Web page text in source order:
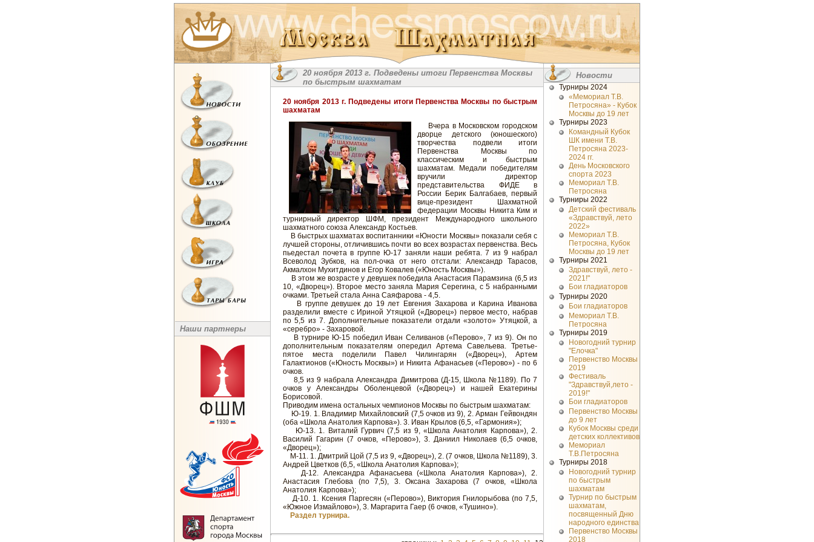
Наши партнеры
20 ноября 2013 г. Подведены итоги Первенства Москвы
по быстрым шахматам
20 ноября 2013 г. Подведены итоги Первенства Москвы по быстрым
шахматам
Вчера в Московском городском
дворце детского (юношеского)
творчества подвели итоги
Первенства Москвы по
классическим и быстрым
шахматам. Медали победителям
вручили директор
представительства ФИДЕ в
России Берик Балгабаев, первый
вице-президент Шахматной
федерации Москвы Никита Ким и
турнирный директор ШФМ, президент Международного школьного
шахматного союза Александр Костьев.
В быстрых шахматах воспитанники «Юности Москвы» показали себя с
лучшей стороны, отличившись почти во всех возрастах первенства. Весь
пьедестал почета в группе Ю-17 заняли наши ребята. 7 из 9 набрал
Всеволод Зубков, на пол-очка от него отстали: Александр Тарасов,
Акмалхон Мухитдинов и Егор Ковалев («Юность Москвы»).
В этом же возрасте у девушек победила Анастасия Парамзина (6,5 из
10, «Дворец»). Второе место заняла Мария Серегина, с 5 набранными
очками. Третьей стала Анна Саяфарова - 4,5.
В группе девушек до 19 лет Евгения Захарова и Карина Иванова
разделили вместе с Ириной Утяцкой («Дворец») первое место, набрав
по 5,5 из 7. Дополнительные показатели отдали «золото» Утяцкой, а
«серебро» - Захаровой.
В турнире Ю-15 победил Иван Селиванов («Перово», 7 из 9). Он по
дополнительным показателям опередил Артема Савельева. Третье-
пятое места поделили Павел Чилингарян («Дворец»), Артем
Галактионов («Юность Москвы») и Никита Афанасьев («Перово») - по 6
очков.
8,5 из 9 набрала Александра Димитрова (Д-15, Школа №1189). По 7
очков у Александры Оболенцевой («Дворец») и нашей Екатерины
Борисовой.
Приводим имена остальных чемпионов Москвы по быстрым шахматам:
Ю-19. 1. Владимир Михайловский (7,5 очков из 9), 2. Арман Гейвондян
(оба «Школа Анатолия Карпова»). 3. Иван Крылов (6,5, «Гармония»);
Ю-13. 1. Виталий Гурвич (7,5 из 9, «Школа Анатолия Карпова»), 2.
Василий Гагарин (7 очков, «Перово»), 3. Даниил Николаев (6,5 очков,
«Дворец»);
М-11. 1. Дмитрий Цой (7,5 из 9, «Дворец»), 2. (7 очков, Школа №1189), 3.
Андрей Цветков (6,5, «Школа Анатолия Карпова»);
Д-12. Александра Афанасьева («Школа Анатолия Карпова»), 2.
Анастасия Глебова (по 7,5), 3. Оксана Захарова (7 очков, «Школа
Анатолия Карпова»);
Д-10. 1. Ксения Паргесян («Перово»), Виктория Гнилорыбова (по 7,5,
«Южное Измайлово»), 3. Маргарита Гаер (6 очков, «Тушино»).
Раздел турнира.
Новости
Турниры 2024
«Мемориал Т.В.
Петросяна» - Кубок
Москвы до 19 лет
Турниры 2023
Командный Кубок
ШК имени Т.В.
Петросяна 2023-
2024 гг.
День Московского
спорта 2023
Мемориал Т.В.
Петросяна
Турниры 2022
Детский фестиваль
«Здравствуй, лето
2022»
Мемориал Т.В.
Петросяна, Кубок
Москвы до 19 лет
Турниры 2021
Здравствуй, лето -
2021!"
Бои гладиаторов
Турниры 2020
Бои гладиаторов
Мемориал Т.В.
Петросяна
Турниры 2019
Новогодний турнир
"Елочка"
Первенство Москвы
2019
Фестиваль
"Здравствуй,лето -
2019!"
Бои гладиаторов
Первенство Москвы
до 9 лет
Кубок Москвы среди
детских коллективов
Мемориал
Т.В.Петросяна
Турниры 2018
Новогодний турнир
по быстрым
шахматам
Турнир по быстрым
шахматам,
посвященный Дню
народного единства
Первенство Москвы
2018